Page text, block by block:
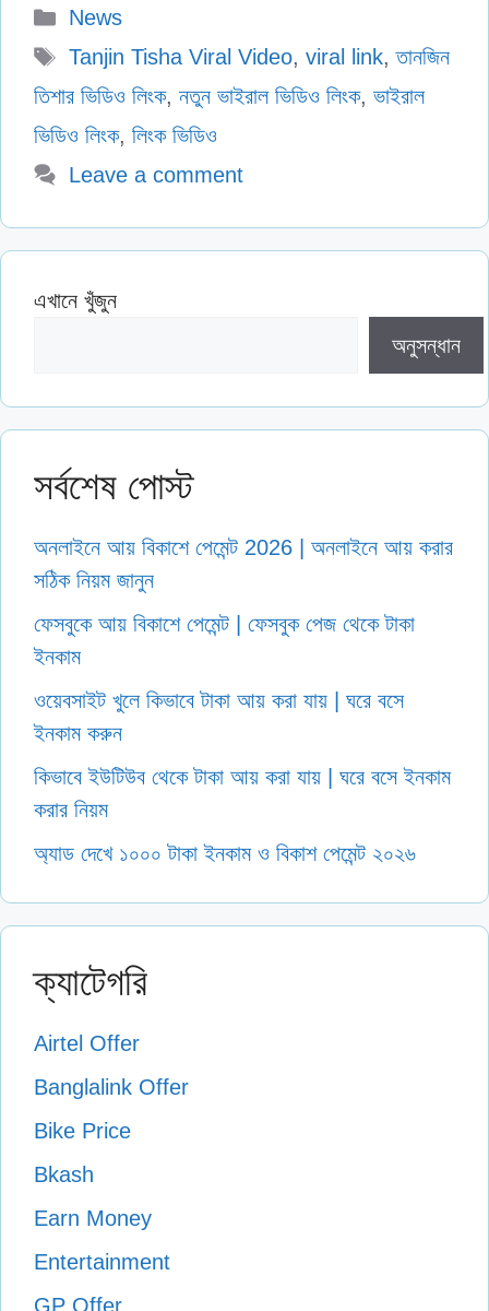
Categories
News
Tags
Tanjin Tisha Viral Video, viral link,তানজিন
তিশার ভিডিও লিংক, নতুন ভাইরাল ভিডিও লিংক, ভাইরাল
ভিডিও লিংক, লিংক ভিডিও
Leave a comment
এখানে খুঁজুন
অনুসন্ধান
সর্বশেষ পোস্ট
অনলাইনে আয় বিকাশে পেমেন্ট 2026 | অনলাইনে আয় করার
সঠিক নিয়ম জানুন
ফেসবুকে আয় বিকাশে পেমেন্ট | ফেসবুক পেজ থেকে টাকা
ইনকাম
ওয়েবসাইট খুলে কিভাবে টাকা আয় করা যায় | ঘরে বসে
ইনকাম করুন
কিভাবে ইউটিউব থেকে টাকা আয় করা যায় | ঘরে বসে ইনকাম
করার নিয়ম
অ্যাড দেখে ১০০০ টাকা ইনকাম ও বিকাশ পেমেন্ট ২০২৬
ক্যাটেগরি
Airtel Offer
Banglalink Offer
Bike Price
Bkash
Earn Money
Entertainment
GP Offer